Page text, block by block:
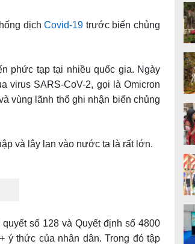
dịchCovid-19 trước biến chủng
phức tạp tại nhiều quốc gia. Ngày
virus SARS-CoV-2, gọi là Omicron
vùng lãnh thổ ghi nhận biến chủng
và lây lan vào nước ta là rất lớn.
số 128 và Quyết định số 4800
ý thức của nhân dân. Trong đó tập